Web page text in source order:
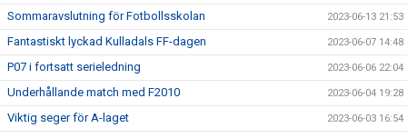
Sommaravslutning för Fotbollsskolan 2023-06-13 21:53
Fantastiskt lyckad Kulladals FF-dagen 2023-06-07 14:48
P07 i fortsatt serieledning 2023-06-06 22:04
Underhållande match med F2010 2023-06-04 19:28
Viktig seger för A-laget 2023-06-03 16:54